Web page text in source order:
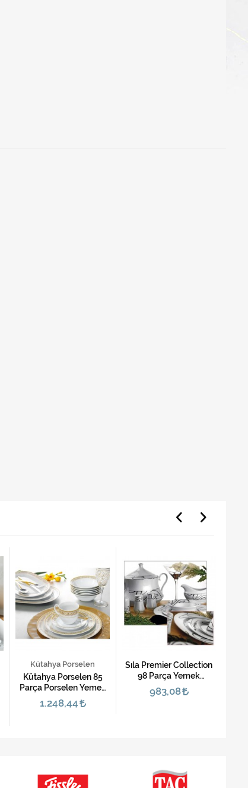
Kütahya Porselen
Kütahya Porselen 85
Parça Porselen Yemek
Takımı-Stella 3559
1.248,44
Sıla Premier Collection
98 Parça Yemek
Takımı-5201
983,08